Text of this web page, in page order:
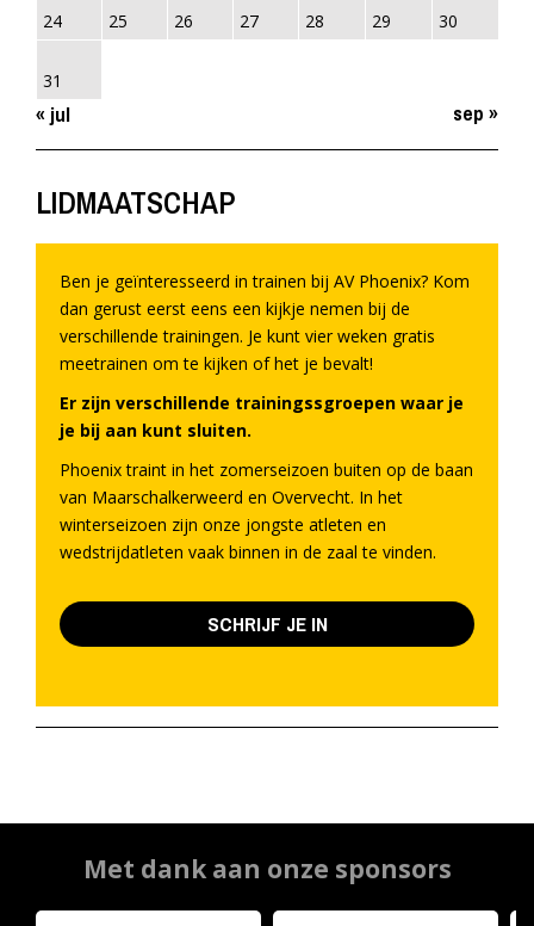
24 25 26 27 28 29 30
31
« jul sep »
LIDMAATSCHAP
Ben je geïnteresseerd in trainen bij AV Phoenix? Kom
dan gerust eerst eens een kijkje nemen bij de
verschillende trainingen. Je kunt vier weken gratis
meetrainen om te kijken of het je bevalt!
Er zijn verschillende trainingssgroepen waar je
je bij aan kunt sluiten.
Phoenix traint in het zomerseizoen buiten op de baan
van Maarschalkerweerd en Overvecht. In het
winterseizoen zijn onze jongste atleten en
wedstrijdatleten vaak binnen in de zaal te vinden.
SCHRIJF JE IN
Met dank aan onze sponsors